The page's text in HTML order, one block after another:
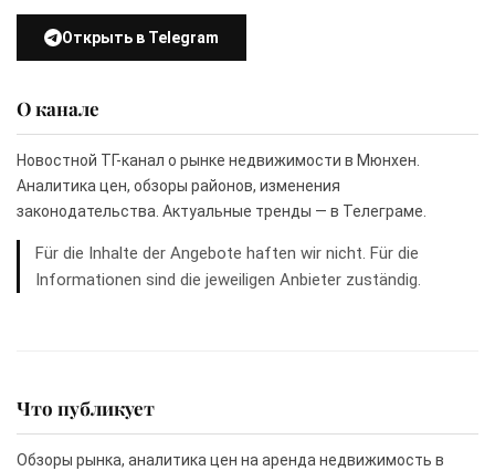
Открыть в Telegram
О канале
Новостной ТГ-канал о рынке недвижимости в Мюнхен.
Аналитика цен, обзоры районов, изменения
законодательства. Актуальные тренды — в Телеграме.
Für die Inhalte der Angebote haften wir nicht. Für die
Informationen sind die jeweiligen Anbieter zuständig.
Что публикует
Обзоры рынка, аналитика цен на аренда недвижимость в